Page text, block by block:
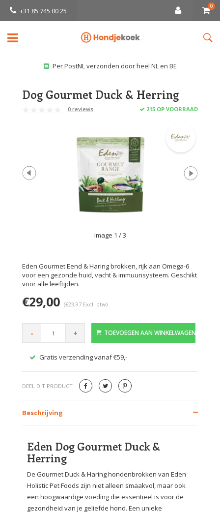
+31 85 745 00 25
0
Per PostNL verzonden door heel NL en BE
Dog Gourmet Duck & Herring
0 reviews 215 OP VOORRAAD
Image 1 / 3
Eden Gourmet Eend & Haring brokken, rijk aan Omega-6
voor een gezonde huid, vacht & immuunsysteem. Geschikt
voor alle leeftijden.
€29,00 (€23,97 Excl. btw)
- + TOEVOEGEN AAN WINKELWAGEN
Gratis verzending vanaf €59,-
DEEL DIT PRODUCT
Beschrijving
Eden Dog Gourmet Duck &
Herring
De Gourmet Duck & Haring hondenbrokken van Eden
Holistic Pet Foods zijn niet alleen smaakvol, maar ook
een hoogwaardige voeding die essentieel is voor de
gezondheid van je geliefde hond. Een unieke